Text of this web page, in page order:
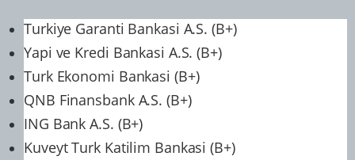
Turkiye Garanti Bankasi A.S. (B+)
Yapi ve Kredi Bankasi A.S. (B+)
Turk Ekonomi Bankasi (B+)
QNB Finansbank A.S. (B+)
ING Bank A.S. (B+)
Kuveyt Turk Katilim Bankasi (B+)